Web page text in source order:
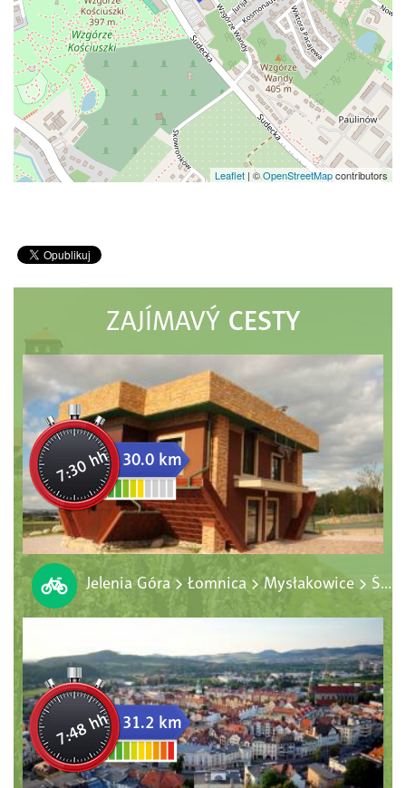
Leaflet | ©OpenStreetMapcontributors
ZAJÍMAVÝ CESTY
7:30 hh 30.0 km
Jelenia Góra > Łomnica > Mysłakowice > Ściegny > Miłków > Sosnówka > Staniszów > Jelenia Góra
7:48 hh 31.2 km